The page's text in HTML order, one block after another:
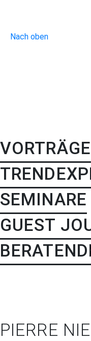
Nach oben
VORTRÄGE
SEMINARE
GUEST
PIERRE